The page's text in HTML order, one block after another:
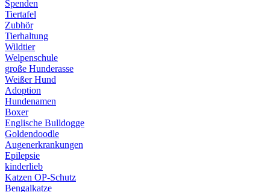
Spenden
Tiertafel
Zubhör
Tierhaltung
Wildtier
Welpenschule
große Hunderasse
Weißer Hund
Adoption
Hundenamen
Boxer
Englische Bulldogge
Goldendoodle
Augenerkrankungen
Epilepsie
kinderlieb
Katzen OP-Schutz
Bengalkatze